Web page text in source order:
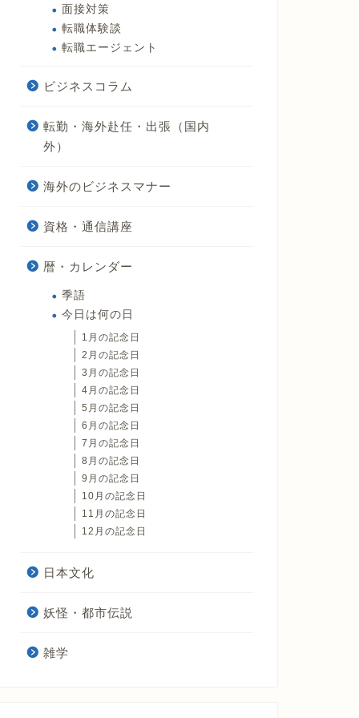
面接対策
転職体験談
転職エージェント
ビジネスコラム
転勤・海外赴任・出張（国内
外）
海外のビジネスマナー
資格・通信講座
暦・カレンダー
季語
今日は何の日
1月の記念日
2月の記念日
3月の記念日
4月の記念日
5月の記念日
6月の記念日
7月の記念日
8月の記念日
9月の記念日
10月の記念日
11月の記念日
12月の記念日
日本文化
妖怪・都市伝説
雑学